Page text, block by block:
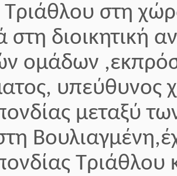
Τριάθλου στη
στη διοικητική
ομάδων
υπεύθυνος
μεταξύ
Τριάθλου